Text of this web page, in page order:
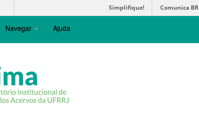
Simplifique! Comunica BR
Navegar Ajuda